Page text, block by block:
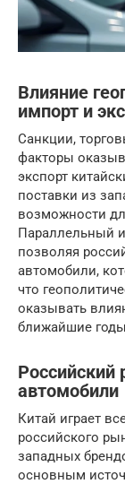
Влияние
импорт и
Санкции,
факторы
экспорт
поставки из
возможности
Параллельный
позволяя
автомобили,
что
оказывать
ближайшие
Российский
автомобили
Китай играет
российского
западных
основным